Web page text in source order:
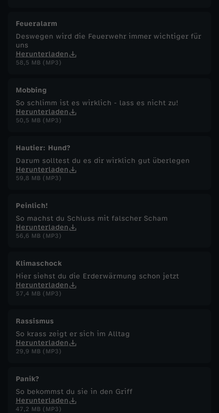
Feueralarm
Deswegen wird die Feuerwehr immer wichtiger für
uns
Herunterladen
58,5 MB (MP3)
Mobbing
So schlimm ist es wirklich - lass es nicht zu!
Herunterladen
50,5 MB (MP3)
Hautier: Hund?
Darum solltest du es dir wirklich gut überlegen
Herunterladen
59,8 MB (MP3)
Peinlich!
So machst du Schluss mit falscher Scham
Herunterladen
56,6 MB (MP3)
Klimaschock
Hier siehst du die Erderwärmung schon jetzt
Herunterladen
57,4 MB (MP3)
Rassismus
So krass zeigt er sich im Alltag
Herunterladen
29,9 MB (MP3)
Panik?
So bekommst du sie in den Griff
Herunterladen
47,2 MB (MP3)